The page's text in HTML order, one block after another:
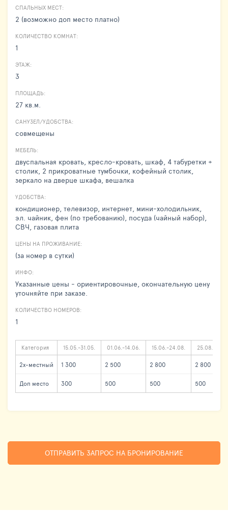
СПАЛЬНЫХ МЕСТ:
2 (возможно доп место платно)
КОЛИЧЕСТВО КОМНАТ:
1
ЭТАЖ:
3
ПЛОЩАДЬ:
27 кв.м.
САНУЗЕЛ/УДОБСТВА:
совмещены
МЕБЕЛЬ:
двуспальная кровать, кресло-кровать, шкаф, 4 табуретки +
столик, 2 прикроватные тумбочки, кофейный столик,
зеркало на дверце шкафа, вешалка
УДОБСТВА:
кондиционер, телевизор, интернет, мини-холодильник,
эл. чайник, фен (по требованию), посуда (чайный набор),
СВЧ, газовая плита
ЦЕНЫ НА ПРОЖИВАНИЕ:
(за номер в сутки)
ИНФО:
Указанные цены - ориентировочные, окончательную цену
уточняйте при заказе.
КОЛИЧЕСТВО НОМЕРОВ:
1
Категория 15.05.-31.05. 01.06.-14.06. 15.06.-24.08. 25.08.-
2х-местный 1 300 2 500 2 800 2 800
Доп место 300 500 500 500
ОТПРАВИТЬ ЗАПРОС НА БРОНИРОВАНИЕ